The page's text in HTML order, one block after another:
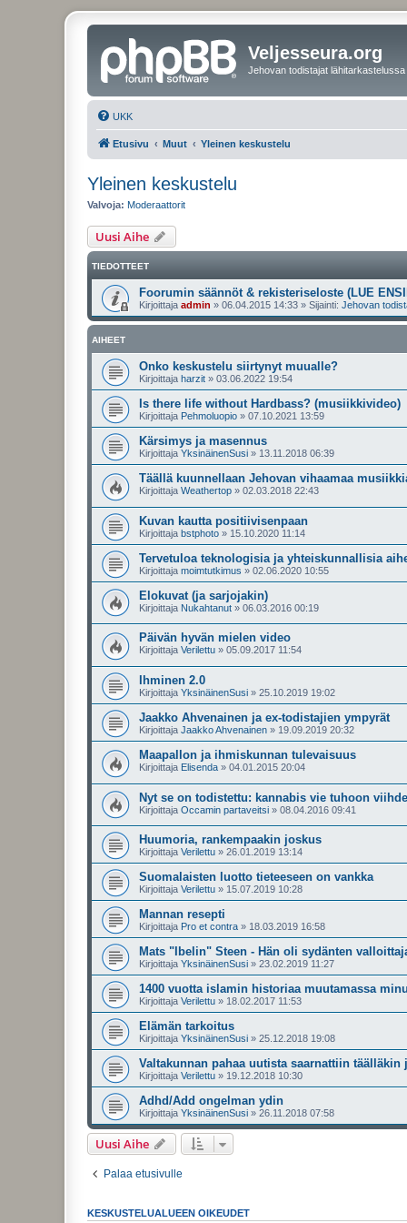
Veljesseura.org
Jehovan todistajat lähitarkastelussa
UKK
Etusivu Muut Yleinen keskustelu
Yleinen keskustelu
Valvoja: Moderaattorit
Uusi Aihe
TIEDOTTEET
Foorumin säännöt & rekisteriseloste (LUE
Kirjoittaja admin » 06.04.2015 14:33 » Sijainti: Jehovan
AIHEET
Onko keskustelu siirtynyt muualle?
Kirjoittaja harzit » 03.06.2022 19:54
Is there life without Hardbass? (musiikkivideo)
Kirjoittaja Pehmoluopio » 07.10.2021 13:59
Kärsimys ja masennus
Kirjoittaja YksinäinenSusi » 13.11.2018 06:39
Täällä kuunnellaan Jehovan vihaamaa
Kirjoittaja Weathertop » 02.03.2018 22:43
Kuvan kautta positiivisenpaan
Kirjoittaja bstphoto » 15.10.2020 11:14
Tervetuloa teknologisia ja yhteiskunnallisia
Kirjoittaja moimtutkimus » 02.06.2020 10:55
Elokuvat (ja sarjojakin)
Kirjoittaja Nukahtanut » 06.03.2016 00:19
Päivän hyvän mielen video
Kirjoittaja Verilettu » 05.09.2017 11:54
Ihminen 2.0
Kirjoittaja YksinäinenSusi » 25.10.2019 19:02
Jaakko Ahvenainen ja ex-todistajien ympyrät
Kirjoittaja Jaakko Ahvenainen » 19.09.2019 20:32
Maapallon ja ihmiskunnan tulevaisuus
Kirjoittaja Elisenda » 04.01.2015 20:04
Nyt se on todistettu: kannabis vie tuhoon
Kirjoittaja Occamin partaveitsi » 08.04.2016 09:41
Huumoria, rankempaakin joskus
Kirjoittaja Verilettu » 26.01.2019 13:14
Suomalaisten luotto tieteeseen on vankka
Kirjoittaja Verilettu » 15.07.2019 10:28
Mannan resepti
Kirjoittaja Pro et contra » 18.03.2019 16:58
Mats "Ibelin" Steen - Hän oli sydänten
Kirjoittaja YksinäinenSusi » 23.02.2019 11:27
1400 vuotta islamin historiaa muutamassa
Kirjoittaja Verilettu » 18.02.2017 11:53
Elämän tarkoitus
Kirjoittaja YksinäinenSusi » 25.12.2018 19:08
Valtakunnan pahaa uutista saarnattiin täälläkin
Kirjoittaja Verilettu » 19.12.2018 10:30
Adhd/Add ongelman ydin
Kirjoittaja YksinäinenSusi » 26.11.2018 07:58
Uusi Aihe
Palaa etusivulle
KESKUSTELUALUEEN OIKEUDET